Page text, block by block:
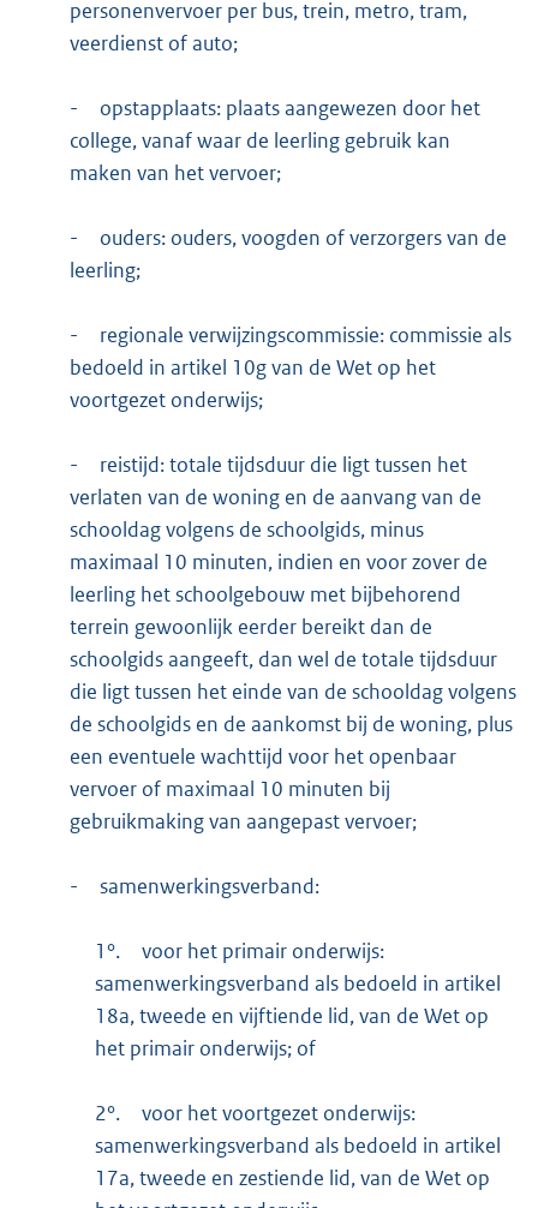
personenvervoer per bus, trein, metro, tram,
veerdienst of auto;
-
opstapplaats: plaats aangewezen door het
college, vanaf waar de leerling gebruik kan
maken van het vervoer;
-
ouders: ouders, voogden of verzorgers van de
leerling;
-
regionale verwijzingscommissie: commissie als
bedoeld in artikel 10g van de Wet op het
voortgezet onderwijs;
-
reistijd: totale tijdsduur die ligt tussen het
verlaten van de woning en de aanvang van de
schooldag volgens de schoolgids, minus
maximaal 10 minuten, indien en voor zover de
leerling het schoolgebouw met bijbehorend
terrein gewoonlijk eerder bereikt dan de
schoolgids aangeeft, dan wel de totale tijdsduur
die ligt tussen het einde van de schooldag volgens
de schoolgids en de aankomst bij de woning, plus
een eventuele wachttijd voor het openbaar
vervoer of maximaal 10 minuten bij
gebruikmaking van aangepast vervoer;
- samenwerkingsverband:
1°.
voor het primair onderwijs:
samenwerkingsverband als bedoeld in artikel
18a, tweede en vijftiende lid, van de Wet op
het primair onderwijs; of
2°.
voor het voortgezet onderwijs:
samenwerkingsverband als bedoeld in artikel
17a, tweede en zestiende lid, van de Wet op